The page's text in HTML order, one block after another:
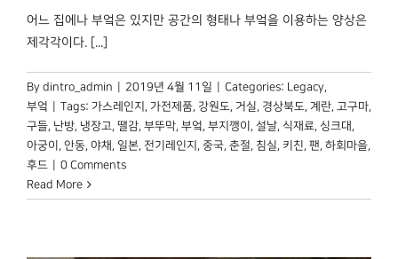
어느 집에나 부엌은 있지만 공간의 형태나 부엌을 이용하는 양상은
제각각이다. [...]
By dintro_admin 2019년 4월 11일 Categories: Legacy,
부엌
Tags: 가스레인지 , 가전제품, 강원도, 거실, 경상북도, 계란, 고구마,
구들, 난방, 냉장고, 땔감, 부뚜막, 부엌, 부지깽이 , 설날, 식재료, 싱크대 ,
아궁이 , 안동, 야채 , 일본, 전기레인지 , 중국, 춘절, 침실, 키친, 팬, 하회마을,
후드
0 Comments
Read More